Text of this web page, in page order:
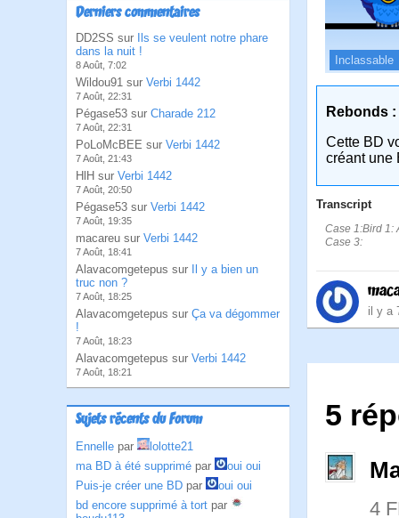
Derniers commentaires
DD2SS sur
Ils se veulent notre phare
dans la nuit !
8 Août, 7:02
Wildou91 sur Verbi 1442
7 Août, 22:31
Pégase53 sur Charade 212
7 Août, 22:31
PoLoMcBEE sur Verbi 1442
7 Août, 21:43
HlH sur Verbi 1442
7 Août, 20:50
Pégase53 sur Verbi 1442
7 Août, 19:35
macareu sur Verbi 1442
7 Août, 18:41
Alavacomgetepus sur
Il y a bien un
truc non ?
7 Août, 18:25
Alavacomgetepus sur Ça va dégommer
!
7 Août, 18:23
Alavacomgetepus sur Verbi 1442
7 Août, 18:21
Sujets récents du Forum
Ennelle par
lolotte21
ma BD à été supprimé par
oui oui
Puis-je créer une BD par
oui oui
bd encore supprimé à tort par
Inclassable
Rebonds :
Cette BD
créant une
Transcript
Case 1:Bird 1:
Case 3:
il y a
5
4